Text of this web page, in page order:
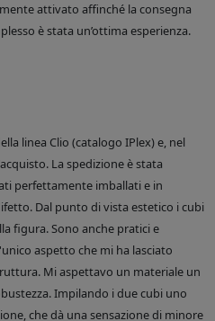
attivato affinché la consegna
è stata un’ottima esperienza.
linea Clio (catalogo IPlex) e, nel
La spedizione è stata
perfettamente imballati e in
Dal punto di vista estetico i cubi
figura. Sono anche pratici e
aspetto che mi ha lasciato
Mi aspettavo un materiale un
Impilando i due cubi uno
che dà una sensazione di minore